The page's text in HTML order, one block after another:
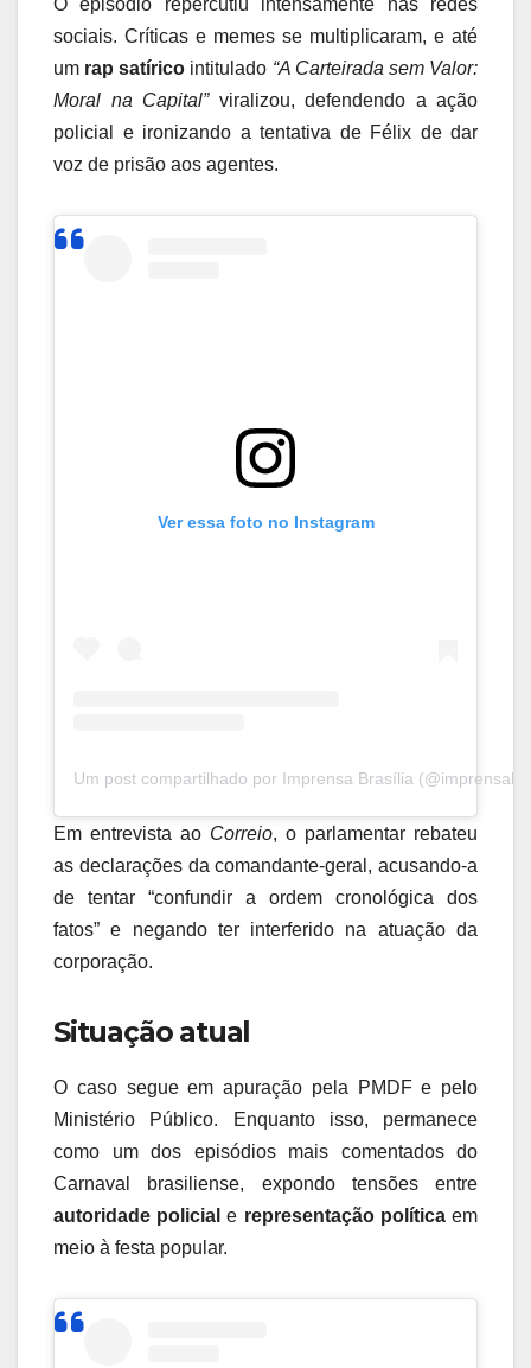
O episódio repercutiu intensamente nas redes
sociais. Críticas e memes se multiplicaram, e até
um rap satírico intitulado “A Carteirada sem Valor:
Moral na Capital”viralizou, defendendo a ação
policial e ironizando a tentativa de Félix de dar
voz de prisão aos agentes.
Ver essa foto no Instagram
Um post compartilhado por Imprensa Brasília
Em entrevista ao Correio, o parlamentar rebateu
as declarações da comandante-geral, acusando-a
de tentar “confundir a ordem cronológica dos
fatos” e negando ter interferido na atuação da
corporação.
Situação atual
O caso segue em apuração pela PMDF e pelo
Ministério Público. Enquanto isso, permanece
como um dos episódios mais comentados do
Carnaval brasiliense, expondo tensões entre
autoridade policial e representação políticaem
meio à festa popular.